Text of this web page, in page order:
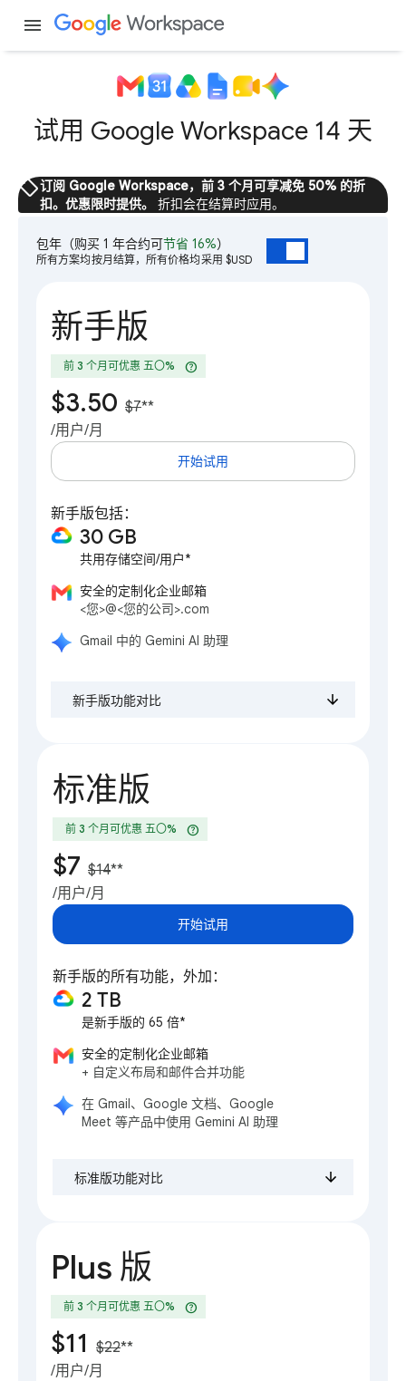
menu
试用 Google Workspace 14 天
sell订阅 Google Workspace，前 3 个月可享减免 50% 的折
扣。优惠限时提供。
折扣会在结算时应用。
包年 （购买 1 年合约可节省 16%）
所有方案均按月结算，所有价格均采用 $USD
新手版
前 3 个月可优惠 五〇% help
$3.50 $7**
/用户/月
开始试用
新手版包括：
30 GB
共用存储空间/用户*
安全的定制化企业邮箱
<您>@<您的公司>.com
Gmail 中的 Gemini AI 助理
新手版功能对比
标准版
前 3 个月可优惠 五〇% help
$7 $14**
/用户/月
开始试用
新手版的所有功能，外加：
2 TB
是新手版的 65 倍*
安全的定制化企业邮箱
+ 自定义布局和邮件合并功能
在 Gmail、Google 文档、Google
Meet 等产品中使用 Gemini AI 助理
标准版功能对比
Plus 版
前 3 个月可优惠 五〇% help
$11 $22**
/用户/月